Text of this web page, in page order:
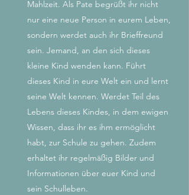
Mahlzeit. Als Pate begrüßt ihr nicht
nur eine neue Person in eurem Leben,
sondern werdet auch ihr Brieffreund
sein. Jemand, an den sich dieses
kleine Kind wenden kann. Führt
dieses Kind in eure Welt ein und lernt
seine Welt kennen. Werdet Teil des
Lebens dieses Kindes, in dem ewigen
Wissen, dass ihr es ihm ermöglicht
habt, zur Schule zu gehen. Zudem
erhaltet ihr regelmäßig Bilder und
Informationen über euer Kind und
sein Schulleben.